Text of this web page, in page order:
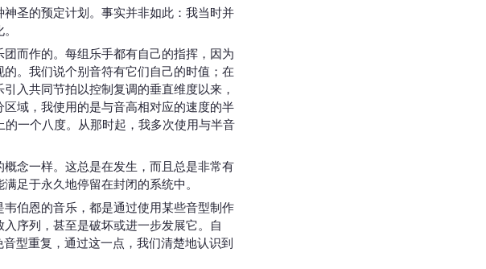
圣的预定计划。事实并非如此：我当时并
而作的。每组乐手都有自己的指挥，因为
。我们说个别音符有它们自己的时值；在
入共同节拍以控制复调的垂直维度以来，
域，我使用的是与音高相对应的速度的半
的一个八度。从那时起，我多次使用与半音
念一样。这总是在发生，而且总是非常有
足于永久地停留在封闭的系统中。
伯恩的音乐，都是通过使用某些音型制作
序列，甚至是破坏或进一步发展它。自
型重复，通过这一点，我们清楚地认识到